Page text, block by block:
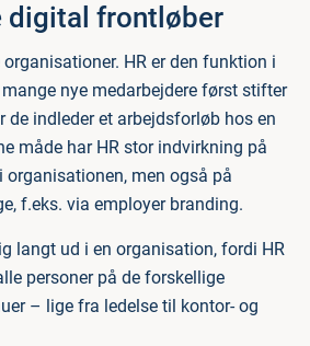
digital frontløber
organisationer. HR er den funktion i
nye medarbejdere først stifter
de indleder et arbejdsforløb hos en
måde har HR stor indvirkning på
organisationen, men også på
f.eks. via employer branding.
langt ud i en organisation, fordi HR
personer på de forskellige
– lige fra ledelse til kontor- og